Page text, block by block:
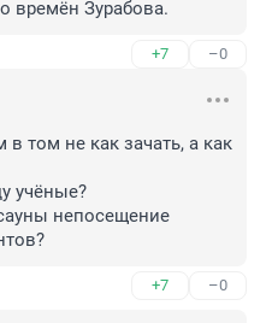
времён Зурабова.
+7 –0
том не как зачать, а как
учёные?
непосещение
+7 –0